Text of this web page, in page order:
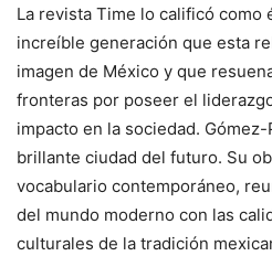
La revista Time lo calificó como
increíble generación que esta
imagen de México y que
fronteras por poseer el
impacto en la sociedad.
brillante ciudad del futuro. Su
vocabulario contemporáneo,
del mundo moderno con las
culturales de la tradición